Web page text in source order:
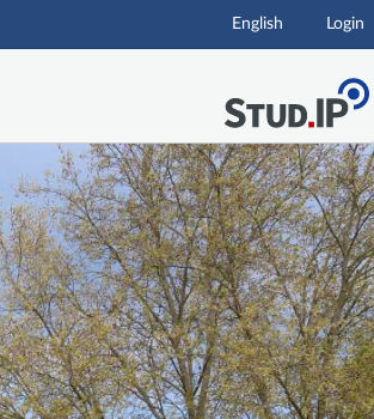
English Login